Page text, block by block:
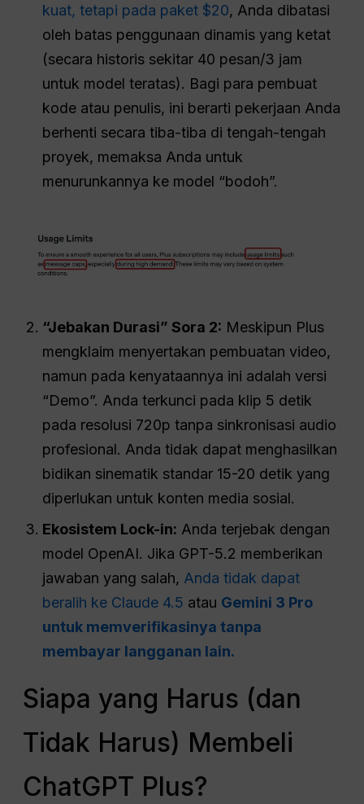
kuat, tetapi pada paket $20, Anda dibatasi
oleh batas penggunaan dinamis yang ketat
(secara historis sekitar 40 pesan/3 jam
untuk model teratas). Bagi para pembuat
kode atau penulis, ini berarti pekerjaan Anda
berhenti secara tiba-tiba di tengah-tengah
proyek, memaksa Anda untuk
menurunkannya ke model “bodoh”.
“Jebakan Durasi” Sora 2: Meskipun Plus
mengklaim menyertakan pembuatan video,
namun pada kenyataannya ini adalah versi
“Demo”. Anda terkunci pada klip 5 detik
pada resolusi 720p tanpa sinkronisasi audio
profesional. Anda tidak dapat menghasilkan
bidikan sinematik standar 15-20 detik yang
diperlukan untuk konten media sosial.
Ekosistem Lock-in: Anda terjebak dengan
model OpenAI. Jika GPT-5.2 memberikan
jawaban yang salah, Anda tidak dapat
beralih ke Claude 4.5 atau Gemini 3 Pro
untuk memverifikasinya tanpa
membayar langganan lain.
Siapa yang Harus (dan
Tidak Harus) Membeli
ChatGPT Plus?